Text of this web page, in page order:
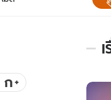
คลิป
พอดแคสต์
ก+
เรื่อง
ใน
รอบ